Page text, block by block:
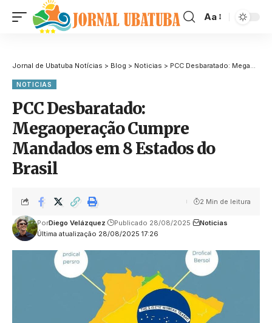
Aa
Jornal de Ubatuba Notícias > Blog > Noticias > PCC Desbaratado: Megaoperação Cumpre Mandados em 8 Estados do Brasil
NOTICIAS
PCC Desbaratado:
Megaoperação Cumpre
Mandados em 8 Estados do
Brasil
Última atualização 28/08/2025 17:26
PorDiego Velázquez Publicado 28/08/2025 Noticias
2 Min de leitura